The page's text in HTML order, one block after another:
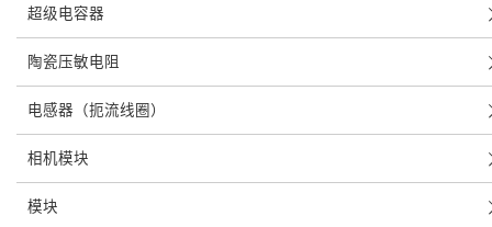
超级电容器
陶瓷压敏电阻
电感器（扼流线圈）
相机模块
模块